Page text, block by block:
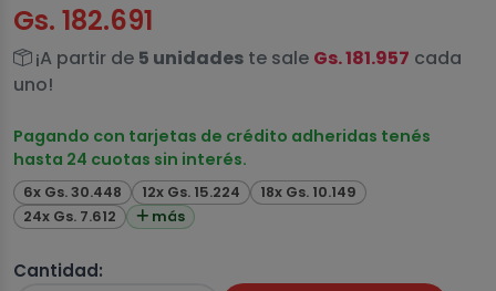
Gs. 182.691
¡A partir de 5 unidades te sale Gs. 181.957 cada
uno!
Pagando con tarjetas de crédito adheridas tenés
hasta 24 cuotas sin interés.
6x Gs. 30.448 12x Gs. 15.224
18x Gs. 10.149
24x Gs. 7.612
más
Cantidad: